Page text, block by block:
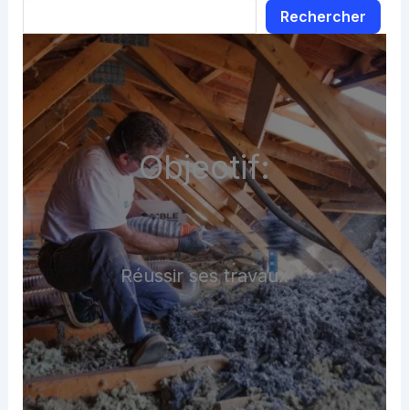
Rechercher
Objectif:
Réussir ses travaux